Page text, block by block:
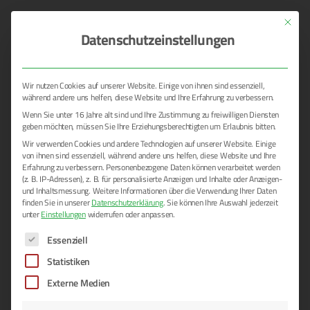
ALLGEMEIN
Hochzeiten | Was darf bei euch auf
keinen Fall fehlen?
Die Klas­sik­er wie Luft­bal­lon fliegen, Baum­stamm sägen und
Mit
Datenschutzeinstellungen
Wir nutzen Cookies auf unserer Website. Einige von ihnen sind essenziell,
während andere uns helfen, diese Website und Ihre Erfahrung zu verbessern.
Wenn Sie unter 16 Jahre alt sind und Ihre Zustimmung zu freiwilligen Diensten
geben möchten, müssen Sie Ihre Erziehungsberechtigten um Erlaubnis bitten.
Wir verwenden Cookies und andere Technologien auf unserer Website. Einige
von ihnen sind essenziell, während andere uns helfen, diese Website und Ihre
Erfahrung zu verbessern. Personenbezogene Daten können verarbeitet werden
(z. B. IP-Adressen), z. B. für personalisierte Anzeigen und Inhalte oder Anzeigen-
und Inhaltsmessung. Weitere Informationen über die Verwendung Ihrer Daten
finden Sie in unsererDatenschutzerklärung.Sie können Ihre Auswahl jederzeit
unterEinstellungenwiderrufen oder anpassen.
Es folgt eine Liste der Service-Gruppen, für die eine
Essenziell
Statistiken
Externe Medien